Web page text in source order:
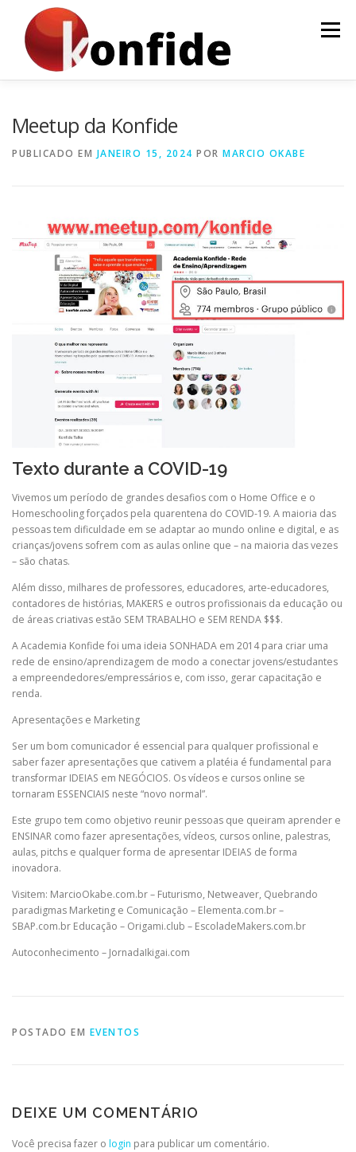
conteúdo
Menu
Meetup da Konfide
PUBLICADO EM JANEIRO 15, 2024 POR MARCIO OKABE
Texto durante a COVID-19
Vivemos um período de grandes desafios com o Home Office e o
Homeschooling forçados pela quarentena do COVID-19. A maioria das
pessoas tem dificuldade em se adaptar ao mundo online e digital, e as
crianças/jovens sofrem com as aulas online que – na maioria das vezes
– são chatas.
Além disso, milhares de professores, educadores, arte-educadores,
contadores de histórias, MAKERS e outros profissionais da educação ou
de áreas criativas estão SEM TRABALHO e SEM RENDA $$$.
A Academia Konfide foi uma ideia SONHADA em 2014 para criar uma
rede de ensino/aprendizagem de modo a conectar jovens/estudantes
a empreendedores/empressários e, com isso, gerar capacitação e
renda.
Apresentações e Marketing
Ser um bom comunicador é essencial para qualquer profissional e
saber fazer apresentações que cativem a platéia é fundamental para
transformar IDEIAS em NEGÓCIOS. Os vídeos e cursos online se
tornaram ESSENCIAIS neste “novo normal”.
Este grupo tem como objetivo reunir pessoas que queiram aprender e
ENSINAR como fazer apresentações, vídeos, cursos online, palestras,
aulas, pitchs e qualquer forma de apresentar IDEIAS de forma
inovadora.
Visitem: MarcioOkabe.com.br – Futurismo, Netweaver, Quebrando
paradigmas Marketing e Comunicação – Elementa.com.br –
SBAP.com.br Educação – Origami.club – EscoladeMakers.com.br
Autoconhecimento – JornadaIkigai.com
POSTADO EM EVENTOS
DEIXE UM COMENTÁRIO
Você precisa fazer o login para publicar um comentário.